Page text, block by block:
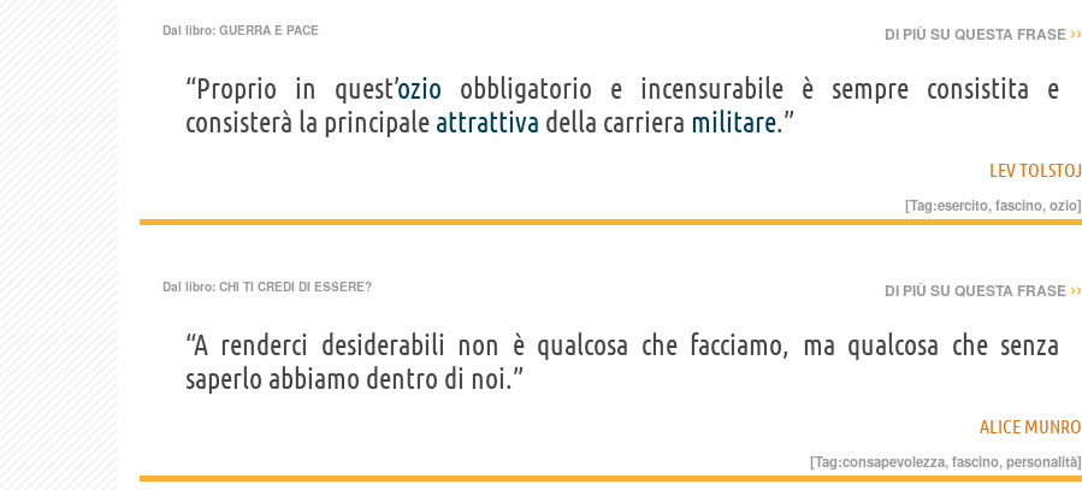
Dal libro: GUERRA E PACE DI PIÙ SU QUESTA FRASE ››
“Proprio in quest’ozio obbligatorio e incensurabile è sempre consistita e
consisterà la principale attrattiva della carriera militare.”
LEV TOLSTOJ
[Tag:esercito,fascino,ozio]
Dal libro: CHI TI CREDI DI ESSERE? DI PIÙ SU QUESTA FRASE ››
“A renderci desiderabili non è qualcosa che facciamo, ma qualcosa che senza
saperlo abbiamo dentro di noi.”
ALICE MUNRO
[Tag:consapevolezza,fascino,personalità]